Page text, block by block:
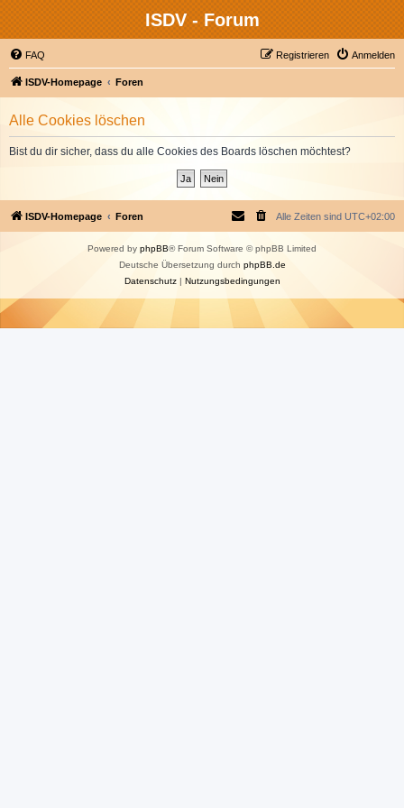
ISDV - Forum
FAQ Anmelden
Registrieren
ISDV-Homepage Foren
Alle Cookies löschen
Bist du dir sicher, dass du alle Cookies des Boards löschen möchtest?
ISDV-Homepage Foren Alle Zeiten sind UTC+02:00
Powered by phpBB® Forum Software © phpBB Limited
Deutsche Übersetzung durch phpBB.de
Datenschutz| Nutzungsbedingungen